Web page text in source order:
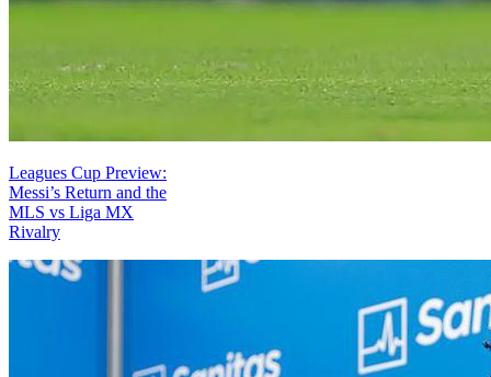
Leagues Cup Preview:
Messi’s Return and the
MLS vs Liga MX
Rivalry